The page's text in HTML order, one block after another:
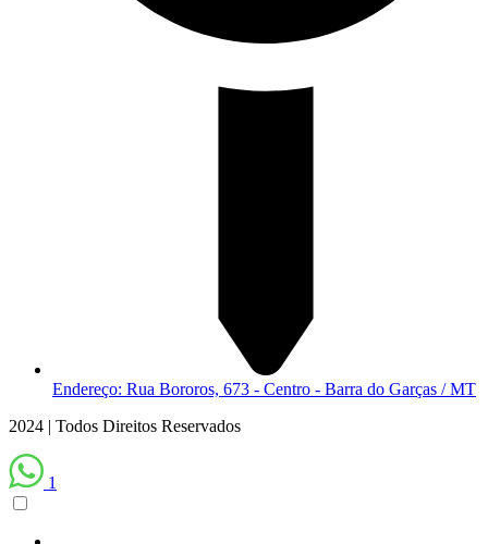
Endereço: Rua Bororos, 673 - Centro - Barra do Garças / MT
2024 | Todos Direitos Reservados
1